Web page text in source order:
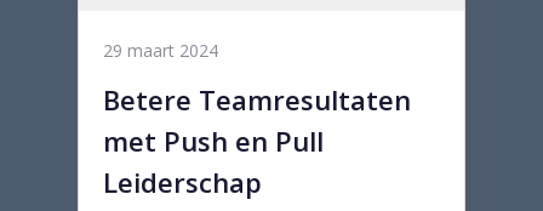
29 maart 2024
Betere Teamresultaten
met Push en Pull
Leiderschap